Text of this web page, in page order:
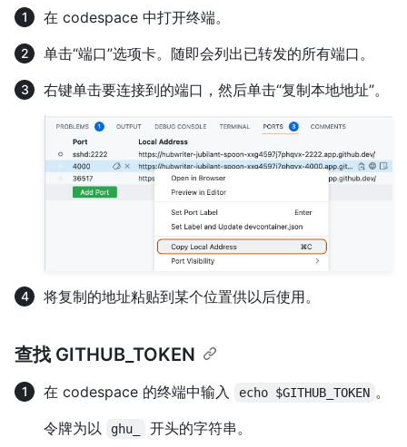
在 codespace 中打开终端。
单击“端口”选项卡。随即会列出已转发的所有端口。
右键单击要连接到的端口，然后单击“复制本地地址”。
将复制的地址粘贴到某个位置供以后使用。
查找 GITHUB_TOKEN
在 codespace 的终端中输入 echo $GITHUB_TOKEN 。
令牌为以
ghu_ 开头的字符串。